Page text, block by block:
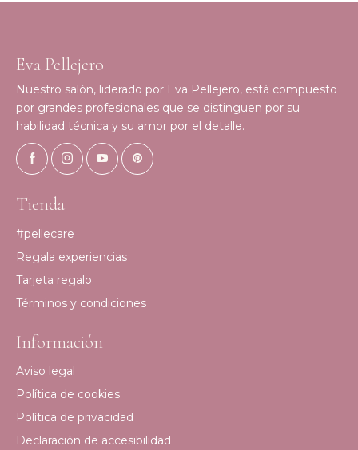
Eva Pellejero
Nuestro salón, liderado por Eva Pellejero, está compuesto
por grandes profesionales que se distinguen por su
habilidad técnica y su amor por el detalle.
Tienda
#pellecare
Regala experiencias
Tarjeta regalo
Términos y condiciones
Información
Aviso legal
Política de cookies
Política de privacidad
Declaración de accesibilidad